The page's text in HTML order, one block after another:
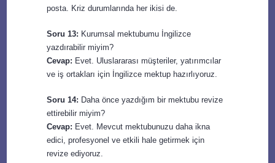
posta. Kriz durumlarında her ikisi de.
Soru 13: Kurumsal mektubumu İngilizce
yazdırabilir miyim?
Cevap: Evet. Uluslararası müşteriler, yatırımcılar
ve iş ortakları için İngilizce mektup hazırlıyoruz.
Soru 14: Daha önce yazdığım bir mektubu revize
ettirebilir miyim?
Cevap: Evet. Mevcut mektubunuzu daha ikna
edici, profesyonel ve etkili hale getirmek için
revize ediyoruz.